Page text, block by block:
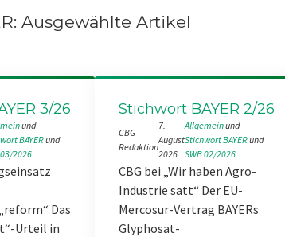
Ausgewählte Artikel
3/26
und
BAYER
und
2026
Das
Urteil in
Stichwort BAYER 2/26
CBG
Redaktion
7.
August
2026
Allgemein
und
Stichwort BAYER
und
SWB 02/2026
CBG bei „Wir haben Agro-
Industrie satt“ Der EU-
Mercosur-Vertrag BAYERs
Glyphosat-